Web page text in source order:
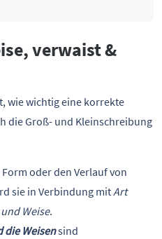
verwaist &
wie wichtig eine korrekte
die Groß- und Kleinschreibung
oder den Verlauf von
sie in Verbindung mitArt
Weise.
die Weisensind